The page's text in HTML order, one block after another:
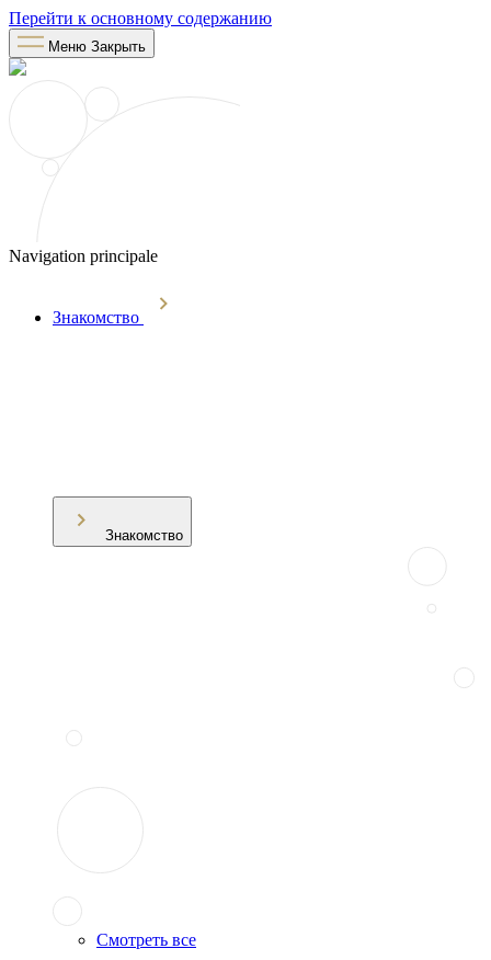
Перейти к основному содержанию
Меню Закрыть
Navigation principale
Знакомство
Знакомство
Смотреть все